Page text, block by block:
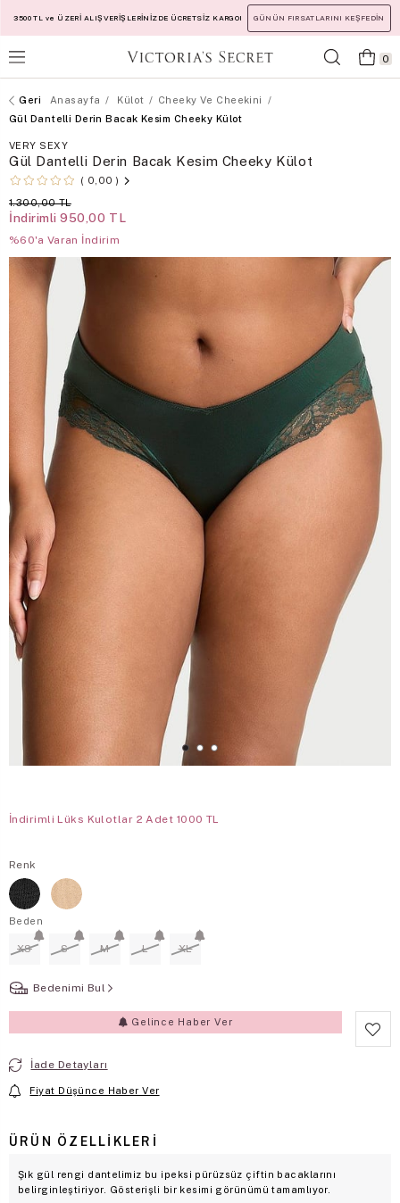
3500 TL ve ÜZERİ ALIŞVERİŞLERİNİZDE ÜCRETSİZ KARGO! GÜNÜN FIRSATLARINI KEŞFEDİN
0
Anasayfa Külot
Cheeky Ve Cheekini
Gül Dantelli Derin Bacak Kesim Cheeky Külot
VERY SEXY
Gül Dantelli Derin Bacak Kesim Cheeky Külot
0,00
1.300,00 TL
İndirimli 950,00 TL
%60'a Varan İndirim
İndirimli Lüks Kulotlar 2 Adet 1000 TL
Renk
Beden
XS S M L XL
Bedenimi Bul
Gelince Haber Ver
İade Detayları
Fiyat Düşünce Haber Ver
ÜRÜN ÖZELLIKLERI
Şık gül rengi dantelimiz bu ipeksi pürüzsüz çiftin bacaklarını
belirginleştiriyor. Gösterişli bir kesimi görünümü tamamlıyor.